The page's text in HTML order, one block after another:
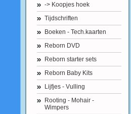
-> Koopjes hoek
Tijdschriften
Boeken - Tech.kaarten
Reborn DVD
Reborn starter sets
Reborn Baby Kits
Lijfjes - Vulling
Rooting - Mohair -
Wimpers